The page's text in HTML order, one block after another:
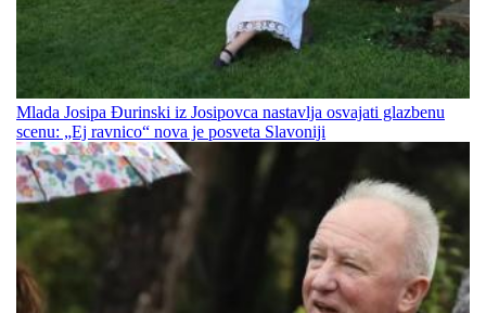
Mlada Josipa Đurinski iz Josipovca nastavlja osvajati glazbenu
scenu: „Ej ravnico“ nova je posveta Slavoniji